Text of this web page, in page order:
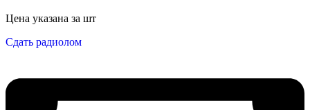
Цена указана за шт
Сдать радиолом